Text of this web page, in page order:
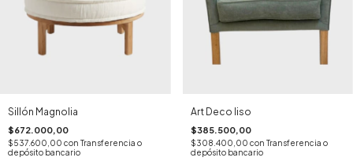
Sillón Magnolia
$672.000,00
$537.600,00 con Transferencia o
depósito bancario
Art Deco liso
$385.500,00
$308.400,00 con Transferencia o
depósito bancario